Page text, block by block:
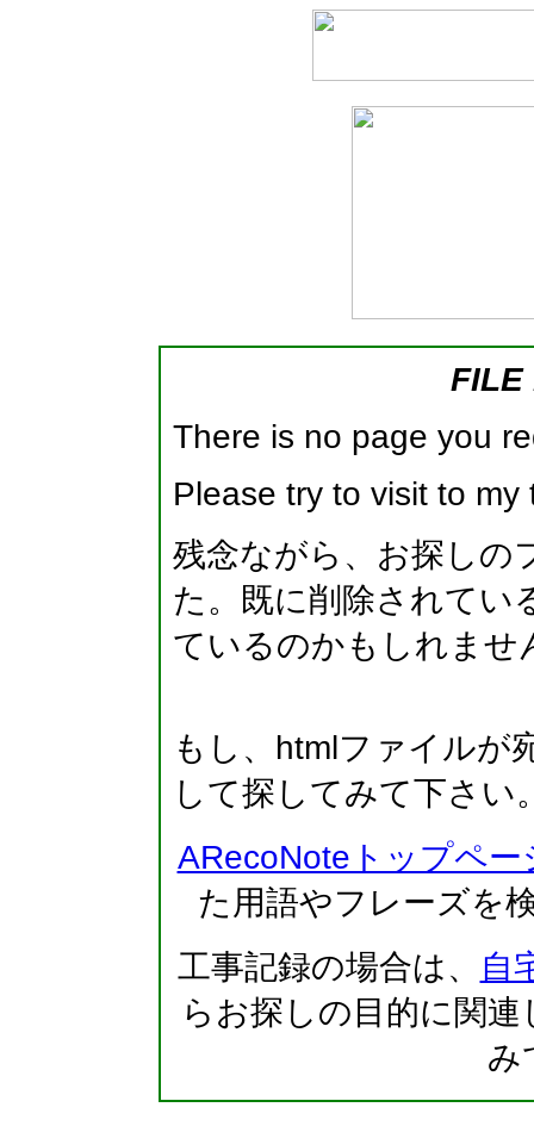
FILE
There is no page you
Please try to visit to
残念ながら、お探しの
た。既に削除されてい
ているのかもしれませ
もし、htmlファイルが
して探してみて下さい
ARecoNoteトップペ
た用語やフレーズを
工事記録の場合は、
自
らお探しの目的に関
み